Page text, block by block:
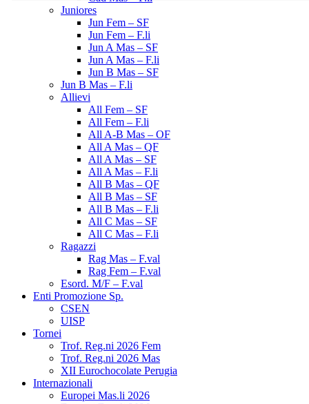
Juniores
Jun Fem – SF
Jun Fem – F.li
Jun A Mas – SF
Jun A Mas – F.li
Jun B Mas – SF
Jun B Mas – F.li
Allievi
All Fem – SF
All Fem – F.li
All A-B Mas – OF
All A Mas – QF
All A Mas – SF
All A Mas – F.li
All B Mas – QF
All B Mas – SF
All B Mas – F.li
All C Mas – SF
All C Mas – F.li
Ragazzi
Rag Mas – F.val
Rag Fem – F.val
Esord. M/F – F.val
Enti Promozione Sp.
CSEN
UISP
Tornei
Trof. Reg.ni 2026 Fem
Trof. Reg.ni 2026 Mas
XII Eurochocolate Perugia
Internazionali
Europei Mas.li 2026